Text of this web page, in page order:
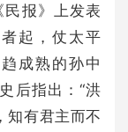
报》上发表
起，仗太平
成熟的孙中
后指出：“洪
知有君主而不